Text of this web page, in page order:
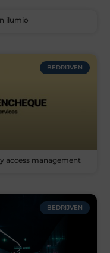
ilumio
BEDRIJVEN
access management
BEDRIJVEN